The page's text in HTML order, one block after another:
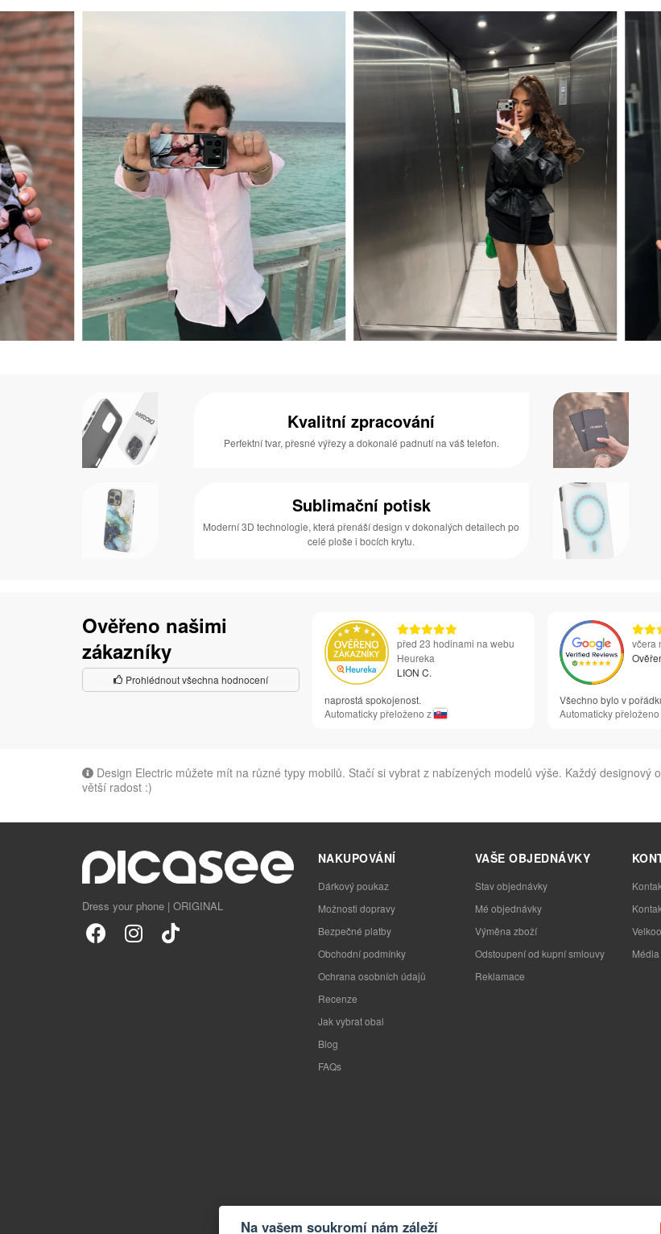
Kvalitní zpracování
Perfektní tvar, přesné výřezy a dokonalé padnutí na váš telefon.
Sublimační potisk
Moderní 3D technologie, která přenáší design v dokonalých detailech po
celé ploše i bocích krytu.
Ověřeno našimi
zákazníky
Prohlédnout všechna hodnocení
před 23 hodinami na webu
Heureka
LION C.
naprostá spokojenost.
Automaticky přeloženo z
včera
Všechno bylo v
Automaticky
Design Electric můžete mít na různé typy mobilů. Stačí si vybrat z nabízených modelů výše. Každý
větší radost :)
Dress your phone | ORIGINAL
NAKUPOVÁNÍ
Dárkový poukaz
Možnosti dopravy
Bezpečné platby
Obchodní podmínky
Ochrana osobních údajů
Recenze
Jak vybrat obal
Blog
FAQs
VAŠE OBJEDNÁVKY
Stav objednávky
Mé objednávky
Výměna zboží
Odstoupení od kupní smlouvy
Reklamace
Na vašem soukromí nám záleží